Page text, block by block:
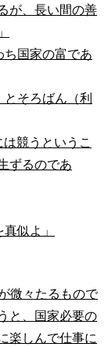
が、長い間の善
国家の富であ
そろばん（利
競うというこ
ずるのであ
似よ」
微々たるもので
と、国家必要の
楽しんで仕事に